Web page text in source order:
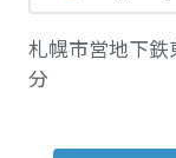
札幌市営地下
分